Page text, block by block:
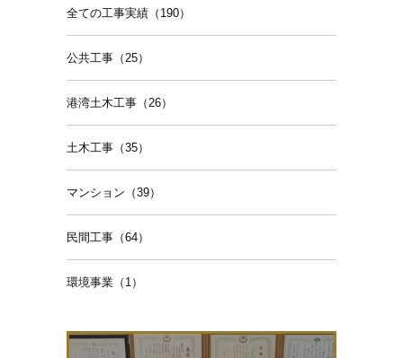
全ての工事実績（190）
公共工事（25）
港湾土木工事（26）
土木工事（35）
マンション（39）
民間工事（64）
環境事業（1）